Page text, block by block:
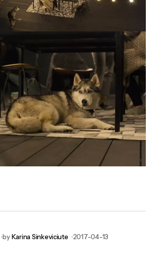
byKarina Sinkeviciute 2017-04-13